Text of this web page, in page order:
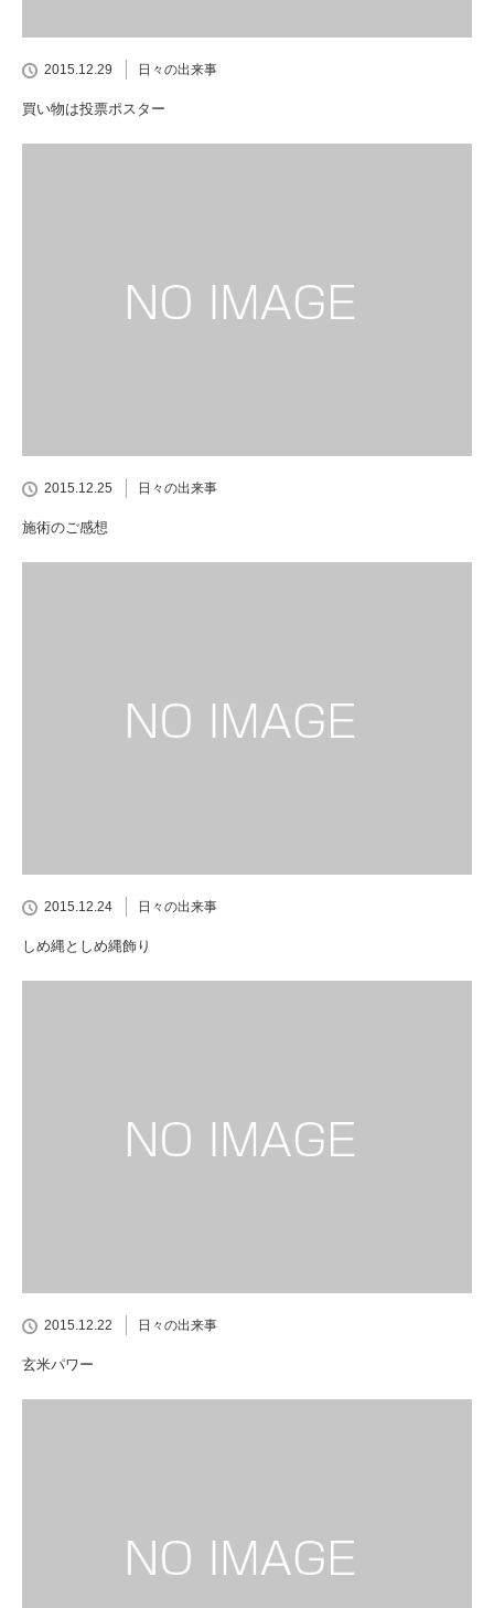
2015.12.29 日々の出来事
買い物は投票ポスター
2015.12.25 日々の出来事
施術のご感想
2015.12.24 日々の出来事
しめ縄としめ縄飾り
2015.12.22 日々の出来事
玄米パワー